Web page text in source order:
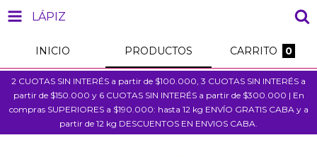
LÁPIZ
INICIO PRODUCTOS CARRITO 0
2 CUOTAS SIN INTERÉS a partir de $100.000, 3 CUOTAS SIN INTERÉS a
partir de $150.000 y 6 CUOTAS SIN INTERÉS a partir de $300.000 | En
compras SUPERIORES a $190.000: hasta 12 kg ENVÍO GRATIS CABA y a
partir de 12 kg DESCUENTOS EN ENVIOS CABA.